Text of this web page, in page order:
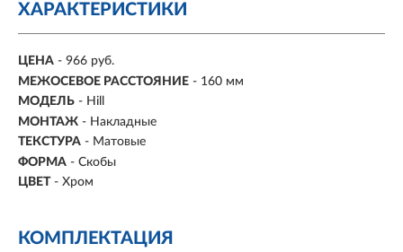
ХАРАКТЕРИСТИКИ
ЦЕНА - 966 руб.
МЕЖОСЕВОЕ РАССТОЯНИЕ - 160 мм
МОДЕЛЬ - Hill
МОНТАЖ - Накладные
ТЕКСТУРА - Матовые
ФОРМА - Скобы
ЦВЕТ - Хром
КОМПЛЕКТАЦИЯ